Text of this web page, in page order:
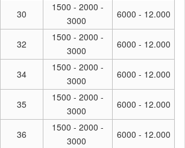
30
1500 - 2000 -
3000
6000 - 12.000
32
1500 - 2000 -
3000
6000 - 12.000
34
1500 - 2000 -
3000
6000 - 12.000
35
1500 - 2000 -
3000
6000 - 12.000
36
1500 - 2000 -
3000
6000 - 12.000